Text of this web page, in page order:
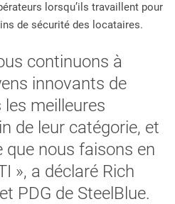
lorsqu’ils travaillent pour
de sécurité des locataires.
continuons à
innovants de
meilleures
de leur catégorie, et
que nous faisons en
», a déclaré Rich
PDG de SteelBlue.